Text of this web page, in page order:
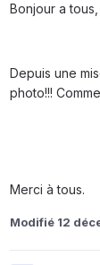
Bonjour a tous,
Depuis une
photo!!!
Merci à tous.
Modifié 12